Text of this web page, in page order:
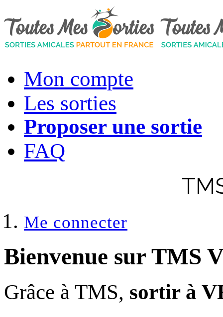
Mon compte
Les sorties
Proposer une sortie
FAQ
Me connecter
Bienvenue sur TMS
Grâce à TMS, sortir à